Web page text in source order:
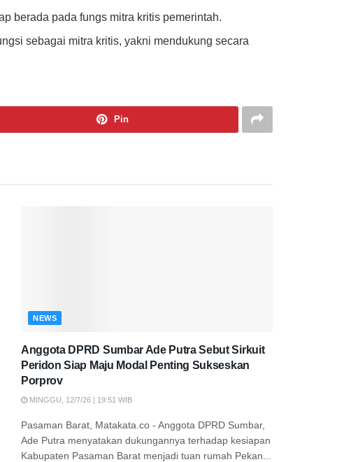
berada pada fungs mitra kritis pemerintah.
sebagai mitra kritis, yakni mendukung secara
Pin
NEWS
Anggota DPRD Sumbar Ade Putra Sebut Sirkuit
Peridon Siap Maju Modal Penting Sukseskan
Porprov
MINGGU, 12/7/26 | 19:51 WIB
Pasaman Barat, Matakata.co - Anggota DPRD Sumbar,
Ade Putra menyatakan dukungannya terhadap kesiapan
Kabupaten Pasaman Barat menjadi tuan rumah Pekan...